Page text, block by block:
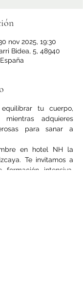
nov 2025, 19:30
Bidea, 5, 48940
tu cuerpo,
adquieres
para sanar a
en hotel NH la
Te invitamos a
intensiva,